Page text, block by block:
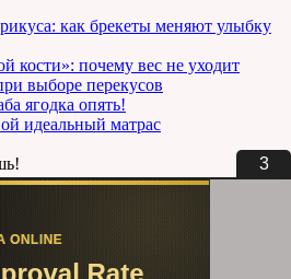
3
как брекеты меняют улыбку
кости»: почему вес не уходит
выборе перекусов
ягодка опять!
идеальный матрас